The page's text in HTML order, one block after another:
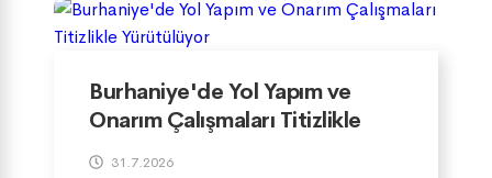
Burhaniye'de Yol Yapım ve
Onarım Çalışmaları Titizlikle
Yürütülüyor
31.7.2026